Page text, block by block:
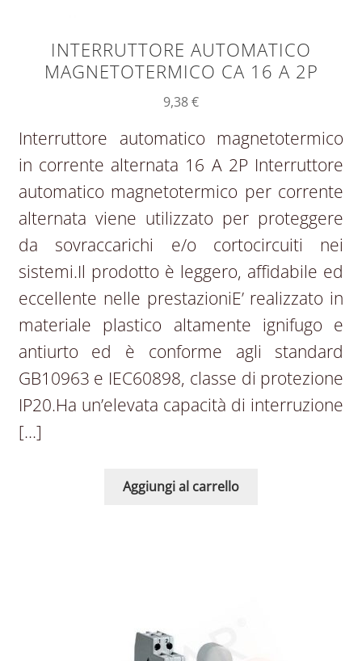
INTERRUTTORE AUTOMATICO
MAGNETOTERMICO CA 16 A 2P
9,38€
Interruttore automatico magnetotermico
in corrente alternata 16 A 2P Interruttore
automatico magnetotermico per corrente
alternata viene utilizzato per proteggere
da sovraccarichi e/o cortocircuiti nei
sistemi.Il prodotto è leggero, affidabile ed
eccellente nelle prestazioniE’ realizzato in
materiale plastico altamente ignifugo e
antiurto ed è conforme agli standard
GB10963 e IEC60898, classe di protezione
IP20.Ha un’elevata capacità di interruzione
[…]
Aggiungi al carrello